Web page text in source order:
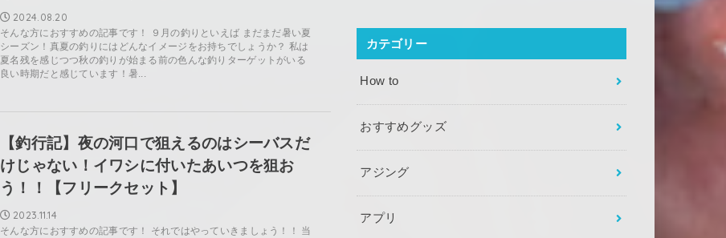
2024.08.20
そんな方におすすめの記事です！ ９月の釣りといえば まだまだ暑い夏
シーズン！真夏の釣りにはどんなイメージをお持ちでしょうか？ 私は
夏名残を感じつつ秋の釣りが始まる前の色んな釣りターゲットがいる
良い時期だと感じています！暑...
【釣行記】夜の河口で狙えるのはシーバスだ
けじゃない！イワシに付いたあいつを狙お
う！！【フリークセット】
2023.11.14
そんな方におすすめの記事です！ それではやっていきましょう！！ 当
カテゴリー
How to
おすすめグッズ
アジング
アプリ